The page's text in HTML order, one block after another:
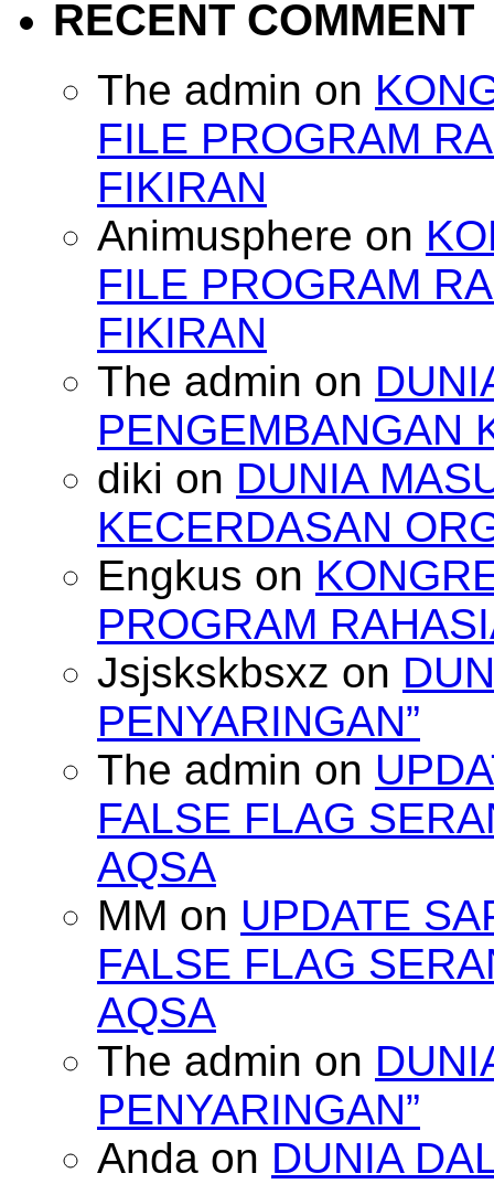
RECENT COMMENT
The admin on
FILE PROGRAM
FIKIRAN
Animusphere on
FILE PROGRAM
FIKIRAN
The admin on
PENGEMBANGAN
diki on DUNIA
KECERDASAN
Engkus on
PROGRAM
Jsjskskbsxz on
PENYARINGAN”
The admin on
FALSE FLAG
AQSA
MM on UPDATE
FALSE FLAG
AQSA
The admin on
PENYARINGAN”
Anda on DUNIA